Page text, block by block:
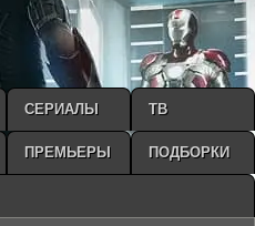
СЕРИАЛЫ ТВ
ПРЕМЬЕРЫ ПОДБОРКИ